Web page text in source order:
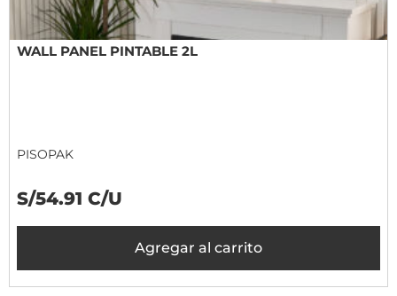
WALL PANEL PINTABLE 2L
PISOPAK
S/54.91 C/U
Agregar al carrito